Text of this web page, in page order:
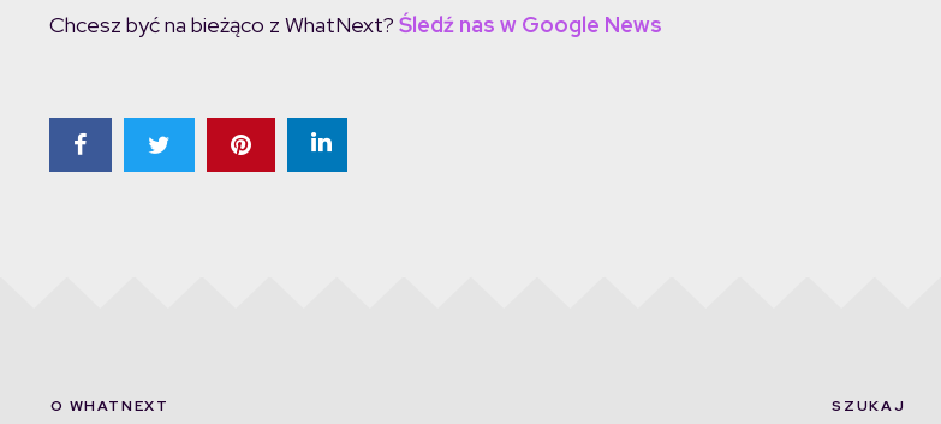
Chcesz być na bieżąco z WhatNext? Śledź nas w Google News
O WHATNEXT SZUKAJ